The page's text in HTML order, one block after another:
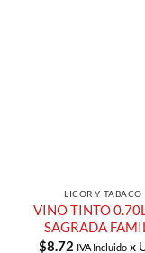
LICOR Y TABACO
VINO TINTO
SAGRADA
$8.72 IVA Incluido x